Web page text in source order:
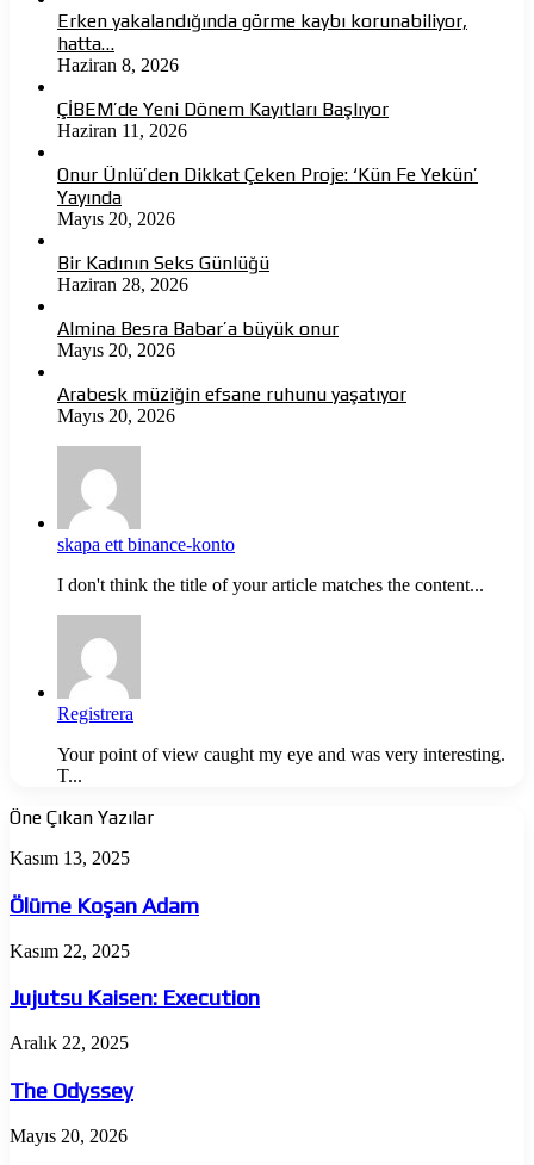
Erken yakalandığında görme kaybı korunabiliyor,
hatta…
Haziran 8, 2026
ÇİBEM’de Yeni Dönem Kayıtları Başlıyor
Haziran 11, 2026
Onur Ünlü’den Dikkat Çeken Proje: ‘Kün Fe Yekün’
Yayında
Mayıs 20, 2026
Bir Kadının Seks Günlüğü
Haziran 28, 2026
Almina Besra Babar’a büyük onur
Mayıs 20, 2026
Arabesk müziğin efsane ruhunu yaşatıyor
Mayıs 20, 2026
skapa ett binance-konto
I don't think the title of your article matches the content...
Registrera
Your point of view caught my eye and was very interesting.
T...
Öne Çıkan Yazılar
Ölüme
Adam
Kasım 13, 2025
Ölüme Koşan Adam
Jujutsu
Execution
Kasım 22, 2025
Jujutsu Kaisen: Execution
The
Aralık 22, 2025
The Odyssey
Almina
Mayıs 20, 2026